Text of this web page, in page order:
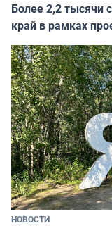
Более 2,2 тысячи
край в рамках
НОВОСТИ